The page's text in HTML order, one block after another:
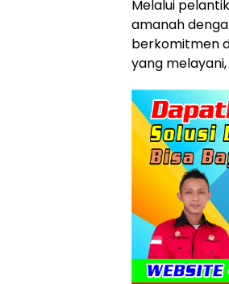
Melalui
amanah
berkomitmen
yang